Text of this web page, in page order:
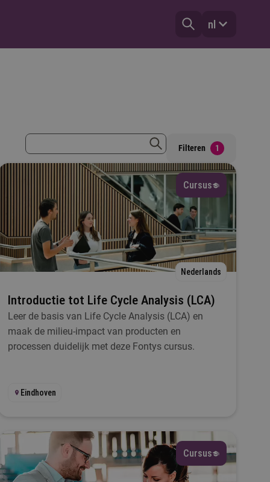
nl
zoekterm
zoeken
Filteren 1
Cursus
Nederlands
Introductie tot Life Cycle Analysis (LCA)
Leer de basis van Life Cycle Analysis (LCA) en
maak de milieu-impact van producten en
processen duidelijk met deze Fontys cursus.
Eindhoven
Cursus